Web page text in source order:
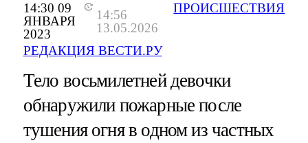
14:30 09
ЯНВАРЯ
2023
14:56
13.05.2026
РЕДАКЦИЯ ВЕСТИ.РУ
ПРОИСШЕСТВИЯ
Тело восьмилетней девочки
обнаружили пожарные после
тушения огня в одном из частных